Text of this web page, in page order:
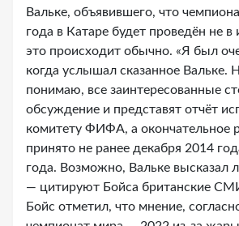
Вальке, объявившего, что
года в Катаре будет проведён не
это происходит обычно. «Я был
когда услышал сказанное Вальке.
понимаю, все заинтересованные
обсуждение и представят отчёт
комитету ФИФА, а окончательное
принято не ранее декабря 2014
года. Возможно, Вальке высказал
— цитируют Бойса британские
Бойс отметил, что мнение,